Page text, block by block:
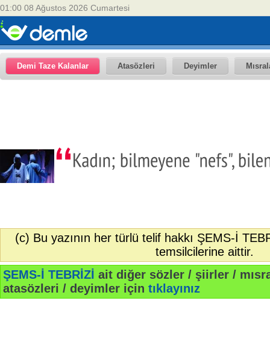
01:00 08 Ağustos 2026 Cumartesi
Demi Taze Kalanlar Atasözleri Deyimler
(c) Bu yazının her türlü telif hakkı ŞEMS-İ
temsilcilerine aittir.
ŞEMS-İ TEBRİZİ ait diğer sözler / şiirler /
atasözleri / deyimler için tıklayınız